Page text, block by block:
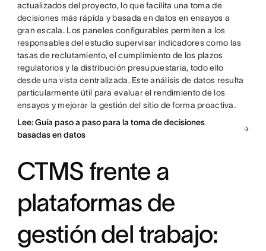
actualizados del proyecto, lo que facilita una toma de
decisiones más rápida y basada en datos en ensayos a
gran escala. Los paneles configurables permiten a los
responsables del estudio supervisar indicadores como las
tasas de reclutamiento, el cumplimiento de los plazos
regulatorios y la distribución presupuestaria, todo ello
desde una vista centralizada. Este análisis de datos resulta
particularmente útil para evaluar el rendimiento de los
ensayos y mejorar la gestión del sitio de forma proactiva.
Lee: Guía paso a paso para la toma de decisiones
basadas en datos
CTMS frente a
plataformas de
gestión del trabajo: